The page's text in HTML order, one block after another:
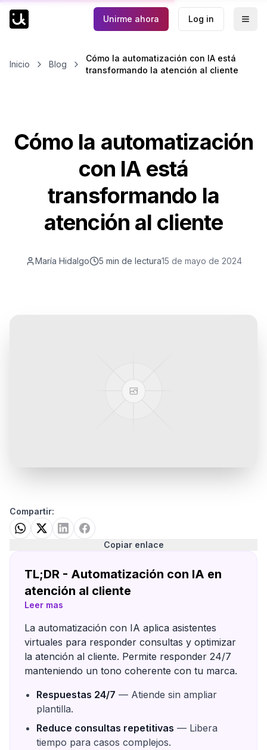
Unirme ahora Log in
Inicio Blog
Cómo la automatización con IA está
transformando la atención al cliente
Cómo la automatización
con IA está
transformando la
atención al cliente
María Hidalgo 5 min de lectura15 de mayo de 2024
Compartir:
Copiar enlace
TL;DR - Automatización con IA en
atención al cliente
Leer mas
La automatización con IA aplica asistentes
virtuales para responder consultas y optimizar
la atención al cliente. Permite responder 24/7
manteniendo un tono coherente con tu marca.
Respuestas 24/7 — Atiende sin ampliar
plantilla.
Reduce consultas repetitivas — Libera
tiempo para casos complejos.